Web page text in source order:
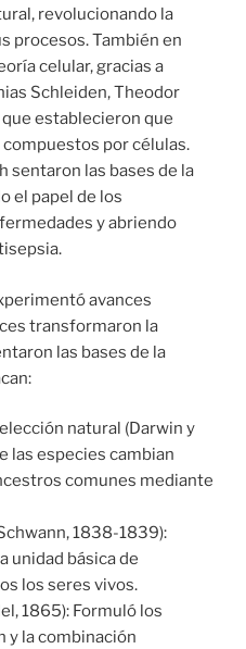
revolucionando la
procesos. También en
celular, gracias a
Schleiden, Theodor
establecieron que
por células.
sentaron las bases de la
el papel de los
y abriendo
avances
transformaron la
las bases de la
natural (Darwin y
las especies cambian
comunes mediante
1838-1839):
unidad básica de
los seres vivos.
1865): Formuló los
y la combinación